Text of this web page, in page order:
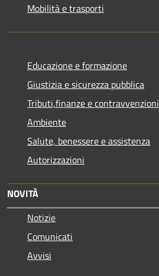
Mobilità e trasporti
Educazione e formazione
Giustizia e sicurezza pubblica
Tributi,finanze e contravvenzioni
Ambiente
Salute, benessere e assistenza
Autorizzazioni
NOVITÀ
Notizie
Comunicati
Avvisi